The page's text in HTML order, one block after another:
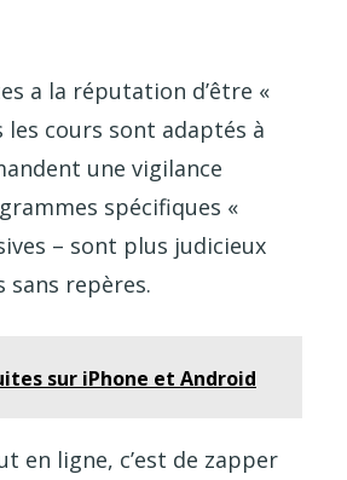
a la réputation d’être «
cours sont adaptés à
une vigilance
spécifiques «
– sont plus judicieux
repères.
sur iPhone et Android
en ligne, c’est de zapper